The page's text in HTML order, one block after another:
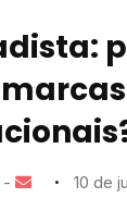
-
10 de